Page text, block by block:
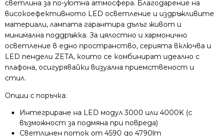
светлина за по-уютна атмосфера. Благодарение на
високоефективното LED осветление и издръжливите
материали, лампата гарантира дълъг живот и
минимална поддръжка. За цялостно и хармонично
осветление в едно пространство, серията включва и
LED пендели ZETA, които се комбинират идеално с
плафона, осигурявайки визуална приемственост и
стил.
Опции с поръчка:
Интегриране на LED модул 3000 или 4000K (с
възможност за подмяна при повреда)
Светлинен поток от 4590 до 4790lm